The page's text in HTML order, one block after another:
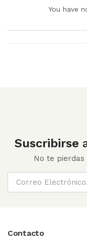
You have
Suscribirse
No te pierdas
Contacto